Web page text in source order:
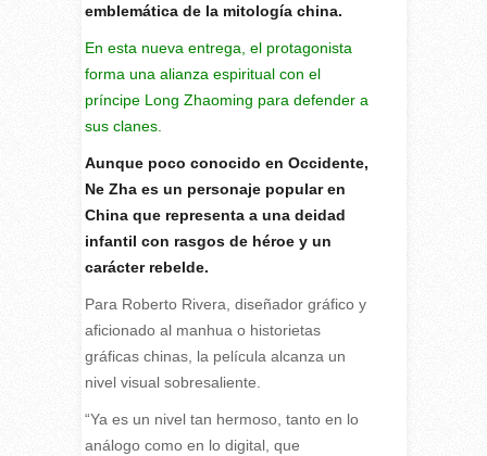
emblemática de la mitología china.
En esta nueva entrega, el protagonista
forma una alianza espiritual con el
príncipe Long Zhaoming para defender a
sus clanes.
Aunque poco conocido en Occidente,
Ne Zha es un personaje popular en
China que representa a una deidad
infantil con rasgos de héroe y un
carácter rebelde.
Para Roberto Rivera, diseñador gráfico y
aficionado al manhua o historietas
gráficas chinas, la película alcanza un
nivel visual sobresaliente.
“Ya es un nivel tan hermoso, tanto en lo
análogo como en lo digital, que